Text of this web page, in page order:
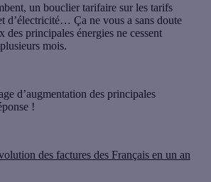
un bouclier tarifaire sur les tarifs
d’électricité… Ça ne vous a sans doute
des principales énergies ne cessent
mois.
d’augmentation des principales
!
des factures des Français en un an